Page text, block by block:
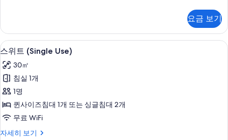
세
히
보
요금 보기
스
위
트
(Single
Use)
사
진
모
책상, 다리미/다리미판, 무료 WiFi, 침
4
스위트 (Single Use)
30㎡
침실 1개
1명
퀸사이즈침대 1개 또는 싱글침대 2개
무료 WiFi
자세히 보기
스